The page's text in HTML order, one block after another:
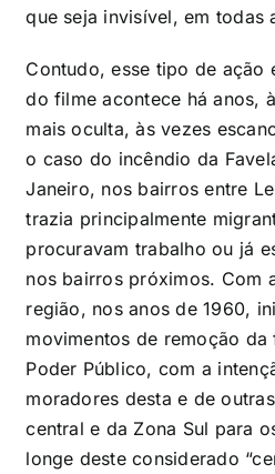
que seja invisível, em todas
Contudo, esse tipo de ação
do filme acontece há anos,
mais oculta, às vezes
o caso do incêndio da
Janeiro, nos bairros entre
trazia principalmente
procuravam trabalho ou já
nos bairros próximos. Com
região, nos anos de 1960,
movimentos de remoção
Poder Público, com a
moradores desta e de
central e da Zona Sul para
longe deste considerado